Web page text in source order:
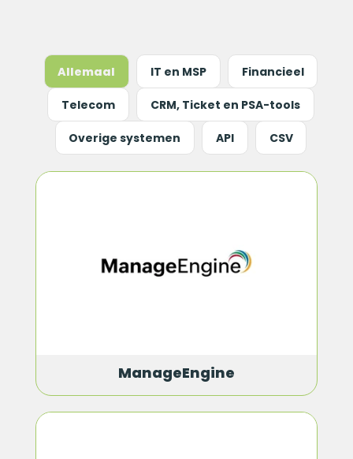
Allemaal IT en MSP Financieel
Telecom CRM, Ticket en PSA-tools
Overige systemen API CSV
ManageEngine